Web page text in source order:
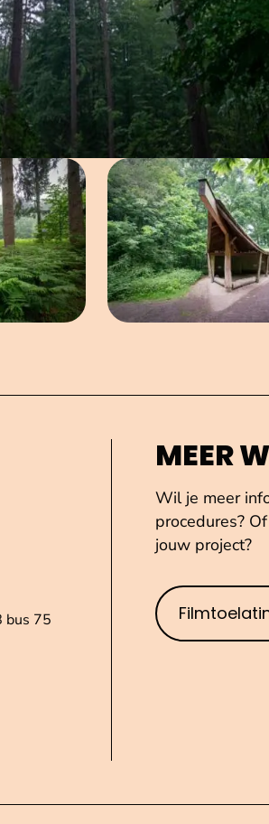
in popup
bus 75
MEER
Wil je meer
procedures?
jouw project?